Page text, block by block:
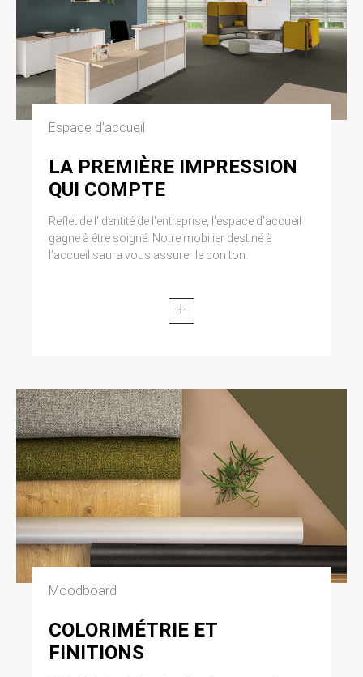
Espace d’accueil
LA PREMIÈRE IMPRESSION
QUI COMPTE
Reflet de l'identité de l'entreprise, l'espace d'accueil
gagne à être soigné. Notre mobilier destiné à
l’accueil saura vous assurer le bon ton.
+
Moodboard
COLORIMÉTRIE ET
FINITIONS